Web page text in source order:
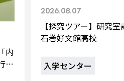
止に関する基本方針
の防止等に関する対応
東北福祉大学通信」
Ⅰ）について
科
科
サポート
ポート
介
students
動
内
政
2026.08.07
【探究ツアー】研究
石巻好文館高校
入学センター